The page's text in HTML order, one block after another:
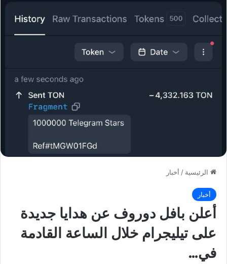
الرئيسية / أخبار
أخبار
أعلن بافل دوروف عن هدايا جديدة
على تيليجرام خلال الساعة القادمة
في…